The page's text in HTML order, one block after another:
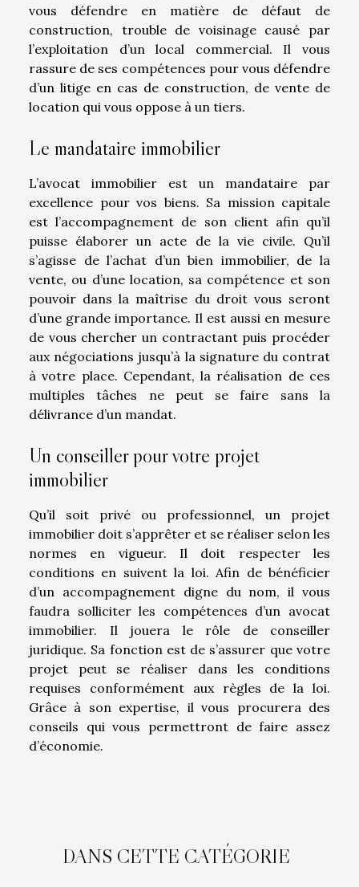
vous défendre en matière de défaut de
construction, trouble de voisinage causé par
l’exploitation d’un local commercial. Il vous
rassure de ses compétences pour vous défendre
d’un litige en cas de construction, de vente de
location qui vous oppose à un tiers.
Le mandataire immobilier
L’avocat immobilier est un mandataire par
excellence pour vos biens. Sa mission capitale
est l’accompagnement de son client afin qu’il
puisse élaborer un acte de la vie civile. Qu’il
s’agisse de l’achat d’un bien immobilier, de la
vente, ou d’une location, sa compétence et son
pouvoir dans la maîtrise du droit vous seront
d’une grande importance. Il est aussi en mesure
de vous chercher un contractant puis procéder
aux négociations jusqu’à la signature du contrat
à votre place. Cependant, la réalisation de ces
multiples tâches ne peut se faire sans la
délivrance d’un mandat.
Un conseiller pour votre projet
immobilier
Qu’il soit privé ou professionnel, un projet
immobilier doit s’apprêter et se réaliser selon les
normes en vigueur. Il doit respecter les
conditions en suivent la loi. Afin de bénéficier
d’un accompagnement digne du nom, il vous
faudra solliciter les compétences d’un avocat
immobilier. Il jouera le rôle de conseiller
juridique. Sa fonction est de s’assurer que votre
projet peut se réaliser dans les conditions
requises conformément aux règles de la loi.
Grâce à son expertise, il vous procurera des
conseils qui vous permettront de faire assez
d’économie.
DANS CETTE CATÉGORIE